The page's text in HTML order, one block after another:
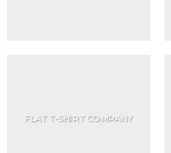
FLAT T-SHIRT COMPANY